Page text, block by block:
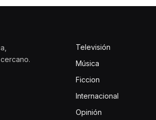
Televisión
Música
Ficcion
Internacional
Opinión